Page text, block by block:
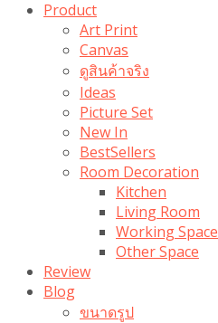
Product
Art Print
Canvas
ดูสินค้าจริง
Ideas
Picture Set
New In
BestSellers
Room Decoration
Kitchen
Living Room
Working Space
Other Space
Review
Blog
ขนาดรูป